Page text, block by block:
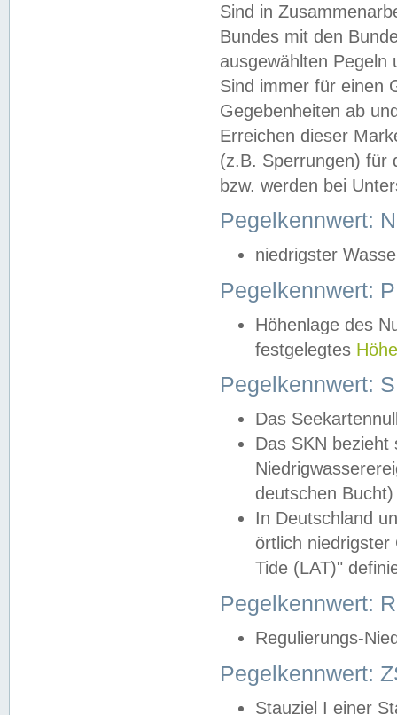
Sind in
Bundes mit den
ausgewählten
Sind immer für einen
Gegebenheiten ab
Erreichen dieser
(z.B. Sperrungen) für
bzw. werden bei
Pegelkennwert:
niedrigster
Pegelkennwert:
Höhenlage des
festgelegtes
Pegelkennwert:
Das
Das SKN
deutschen
In Deutschland
örtlich
Tide (LAT)"
Pegelkennwert:
Regulierungs-
Pegelkennwert:
Stauziel I einer